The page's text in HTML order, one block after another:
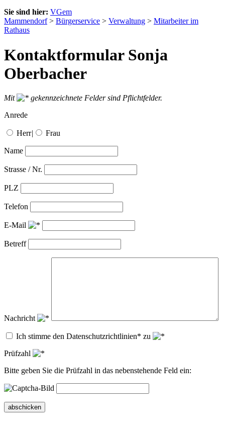
Sie sind hier: VGem
Mammendorf> Bürgerservice > Verwaltung > Mitarbeiter im
Rathaus
Kontaktformular Sonja
Oberbacher
Mit
gekennzeichnete Felder sind Pflichtfelder.
Anrede
Herr| Frau
Name
Strasse / Nr.
PLZ
Telefon
E-Mail
Betreff
Nachricht
Ich stimme den Datenschutzrichtlinien* zu
Prüfzahl
Bitte geben Sie die Prüfzahl in das nebenstehende Feld ein:
abschicken